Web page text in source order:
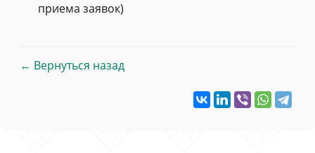
приема заявок)
← Вернуться назад